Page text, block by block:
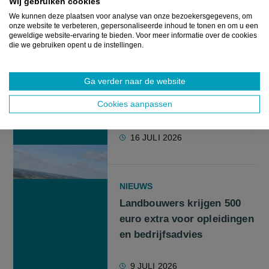
We kunnen deze plaatsen voor analyse van onze bezoekersgegevens, om
onze website te verbeteren, gepersonaliseerde inhoud te tonen en om u een
geweldige website-ervaring te bieden. Voor meer informatie over de cookies
die we gebruiken opent u de instellingen.
Ga verder naar de website
Cookies aanpassen
Is landbouw struikelblok
voor Beleidsplan Ruimte
Vlaanderen?
16 JULI 2026
NIEUWS
Landbouwers krijgen 500
euro extra voor opleidingen
en bedrijfsadvies
9 JULI 2026